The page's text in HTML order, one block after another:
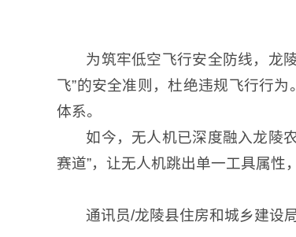
为筑牢低空飞行安全防线，龙
飞”的安全准则，杜绝违规飞行行
体系。
如今，无人机已深度融入龙陵
赛道”，让无人机跳出单一工具属性
通讯员/龙陵县住房和城乡建设